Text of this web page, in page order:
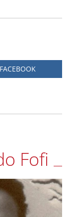
FACEBOOK
Fofi